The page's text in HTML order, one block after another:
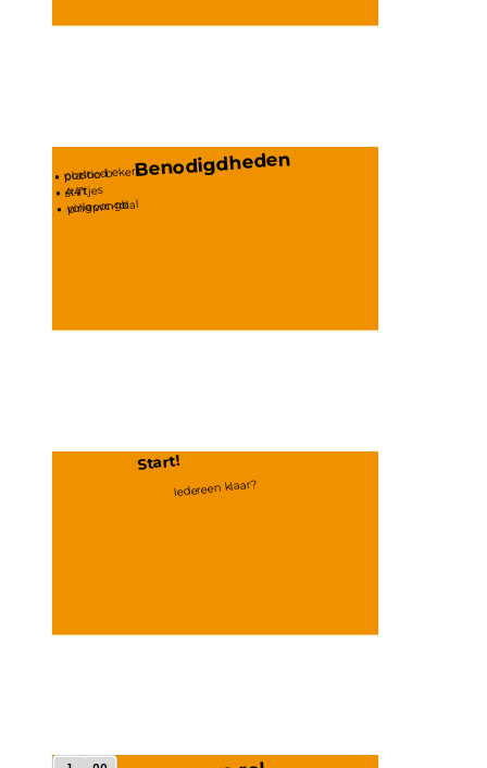
Benodigdheden
potlood
stift
pingpongbal
plastic-bekers
A4'tjes
volle wc-rol
Iedereen klaar?
Start!